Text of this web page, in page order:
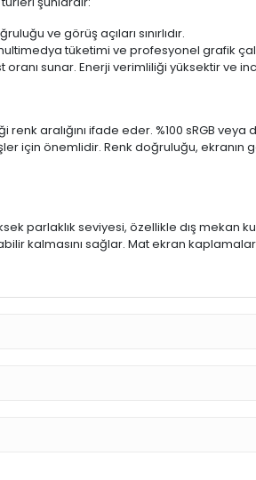
ve görüş açıları sınırlıdır.
tüketimi ve profesyonel grafik
sunar. Enerji verimliliği yüksektir ve
aralığını ifade eder. %100 sRGB
için önemlidir. Renk doğruluğu,
parlaklık seviyesi, özellikle dış mekan
kalmasını sağlar. Mat ekran